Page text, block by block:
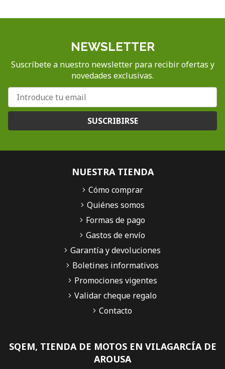
NEWSLETTER
Suscríbete a nuestro newsletter para recibir ofertas y
novedades exclusivas.
SUSCRIBIRSE
SQEM, TIENDA DE MOTOS EN VILAGARCÍA DE
AROUSA
NUESTRA TIENDA
Cómo comprar
Quiénes somos
Formas de pago
Gastos de envío
Garantía y devoluciones
Boletines informativos
Promociones vigentes
Validar cheque regalo
Contacto